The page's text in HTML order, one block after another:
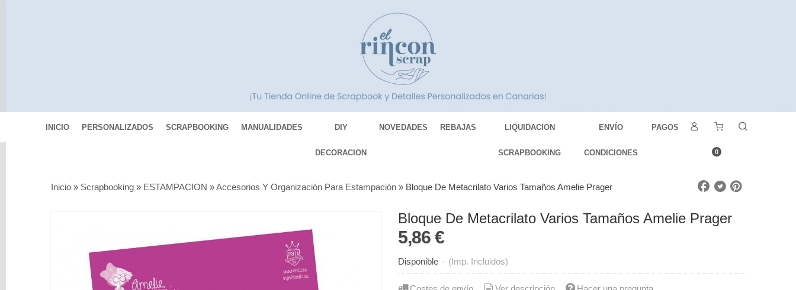
INICIO PERSONALIZADOS SCRAPBOOKING MANUALIDADES DIY
DECORACION
NOVEDADES REBAJAS LIQUIDACION
SCRAPBOOKING
ENVÍO
CONDICIONES
PAGOS
0
Inicio » Scrapbooking » ESTAMPACION »Accesorios Y Organización Para Estampación » Bloque De Metacrilato Varios Tamaños Amelie Prager
Bloque De Metacrilato Varios Tamaños Amelie Prager
5,86 €
Disponible - (Imp. Incluidos)